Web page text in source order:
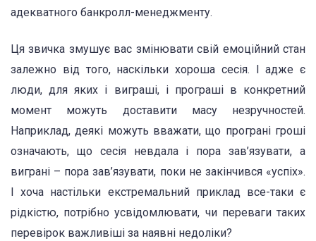
адекватного банкролл-менеджменту.
Ця звичка змушує вас змінювати свій емоційний стан
залежно від того, наскільки хороша сесія. І адже є
люди, для яких і виграші, і програші в конкретний
момент можуть доставити масу незручностей.
Наприклад, деякі можуть вважати, що програні гроші
означають, що сесія невдала і пора зав’язувати, а
виграні – пора зав’язувати, поки не закінчився «успіх».
І хоча настільки екстремальний приклад все-таки є
рідкістю, потрібно усвідомлювати, чи переваги таких
перевірок важливіші за наявні недоліки?